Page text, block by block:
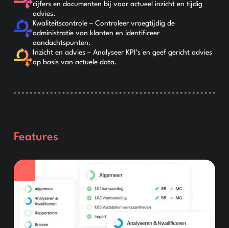
cijfers en documenten bij voor actueel inzicht en tijdig
advies.
Kwaliteitscontrole – Controleer vroegtijdig de
administratie van klanten en identificeer
aandachtspunten.
Inzicht en advies – Analyseer KPI’s en geef gericht advies
op basis van actuele data.
Features